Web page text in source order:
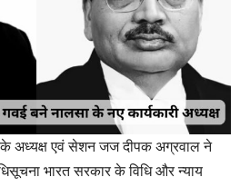
के अध्यक्ष एवं सेशन जज दीपक अग्रवाल ने
भारत सरकार के विधि और न्याय